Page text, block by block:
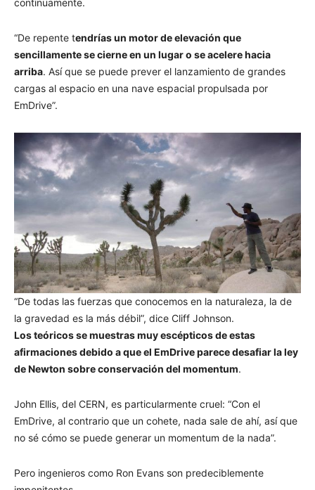
“De repente tendrías un motor de elevación que
sencillamente se cierne en un lugar o se acelere hacia
arriba. Así que se puede prever el lanzamiento de grandes
cargas al espacio en una nave espacial propulsada por
EmDrive”.
“De todas las fuerzas que conocemos en la naturaleza, la de
la gravedad es la más débil”, dice Cliff Johnson.
Los teóricos se muestras muy escépticos de estas
afirmaciones debido a que el EmDrive parece desafiar la ley
de Newton sobre conservación del momentum.
John Ellis, del CERN, es particularmente cruel: “Con el
EmDrive, al contrario que un cohete, nada sale de ahí, así que
no sé cómo se puede generar un momentum de la nada”.
Pero ingenieros como Ron Evans son predeciblemente